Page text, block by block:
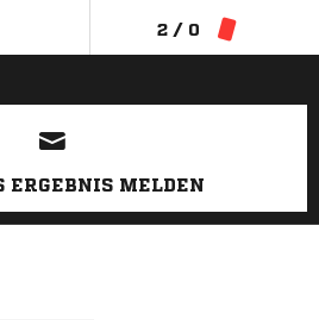
2 / 0
ANZEIGE
ERGEBNIS MELDEN